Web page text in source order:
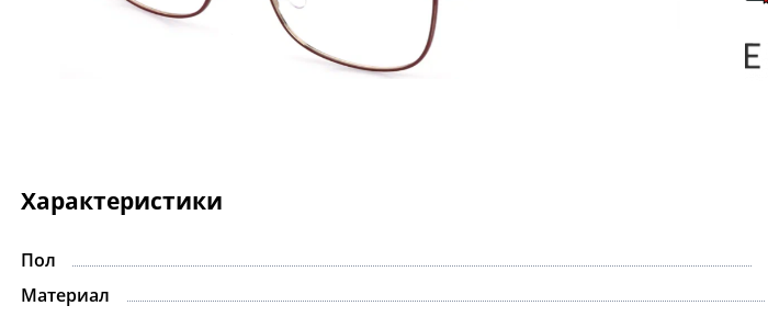
Характеристики
Пол
Материал